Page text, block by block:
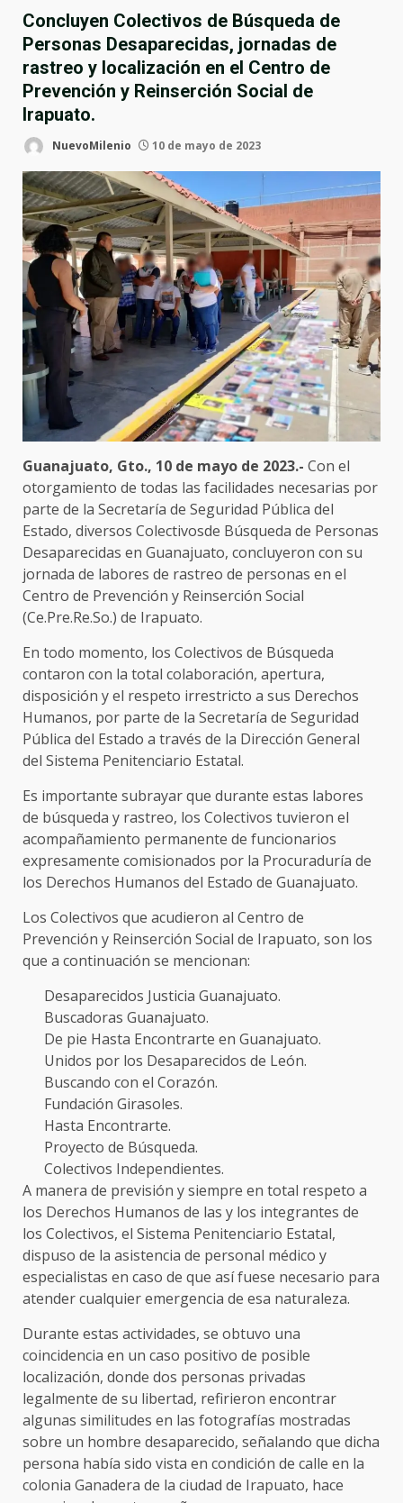
Concluyen Colectivos de Búsqueda de
Personas Desaparecidas, jornadas de
rastreo y localización en el Centro de
Prevención y Reinserción Social de
Irapuato.
NuevoMilenio 10 de mayo de 2023
Guanajuato, Gto., 10 de mayo de 2023.- Con el
otorgamiento de todas las facilidades necesarias por
parte de la Secretaría de Seguridad Pública del
Estado, diversos Colectivosde Búsqueda de Personas
Desaparecidas en Guanajuato, concluyeron con su
jornada de labores de rastreo de personas en el
Centro de Prevención y Reinserción Social
(Ce.Pre.Re.So.) de Irapuato.
En todo momento, los Colectivos de Búsqueda
contaron con la total colaboración, apertura,
disposición y el respeto irrestricto a sus Derechos
Humanos, por parte de la Secretaría de Seguridad
Pública del Estado a través de la Dirección General
del Sistema Penitenciario Estatal.
Es importante subrayar que durante estas labores
de búsqueda y rastreo, los Colectivos tuvieron el
acompañamiento permanente de funcionarios
expresamente comisionados por la Procuraduría de
los Derechos Humanos del Estado de Guanajuato.
Los Colectivos que acudieron al Centro de
Prevención y Reinserción Social de Irapuato, son los
que a continuación se mencionan:
Desaparecidos Justicia Guanajuato.
Buscadoras Guanajuato.
De pie Hasta Encontrarte en Guanajuato.
Unidos por los Desaparecidos de León.
Buscando con el Corazón.
Fundación Girasoles.
Hasta Encontrarte.
Proyecto de Búsqueda.
Colectivos Independientes.
A manera de previsión y siempre en total respeto a
los Derechos Humanos de las y los integrantes de
los Colectivos, el Sistema Penitenciario Estatal,
dispuso de la asistencia de personal médico y
especialistas en caso de que así fuese necesario para
atender cualquier emergencia de esa naturaleza.
Durante estas actividades, se obtuvo una
coincidencia en un caso positivo de posible
localización, donde dos personas privadas
legalmente de su libertad, refirieron encontrar
algunas similitudes en las fotografías mostradas
sobre un hombre desaparecido, señalando que dicha
persona había sido vista en condición de calle en la
colonia Ganadera de la ciudad de Irapuato, hace